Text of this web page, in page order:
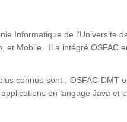
Informatique de l'Universite
et Mobile. Il a intégré OSFAC
connus sont : OSFAC-DMT
en langage Java et